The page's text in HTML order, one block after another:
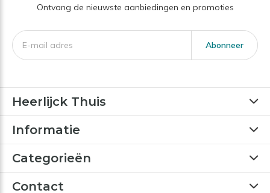
Ontvang de nieuwste aanbiedingen en promoties
Abonneer
Heerlijck Thuis
Informatie
Categorieën
Contact